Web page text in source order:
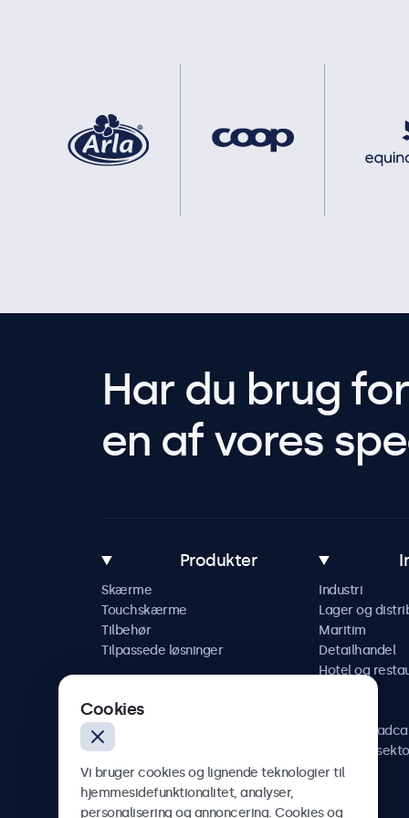
Har du brug
en af vores
Produkter
Skærme
Touchskærme
Tilbehør
Tilpassede løsninger
Industri
Lager og
Maritim
Detailhandel
Hotel og
AV og
Cookies
Vi bruger cookies og lignende teknologier til
hjemmesidefunktionalitet, analyser,
personalisering og annoncering. Cookies og